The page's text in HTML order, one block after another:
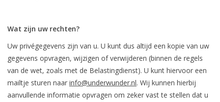
Wat zijn uw rechten?
Uw privégegevens zijn van u. U kunt dus altijd een kopie van uw
gegevens opvragen, wijzigen of verwijderen (binnen de regels
van de wet, zoals met de Belastingdienst). U kunt hiervoor een
mailtje sturen naar info@underwunder.nl. Wij kunnen hierbij
aanvullende informatie opvragen om zeker vast te stellen dat u